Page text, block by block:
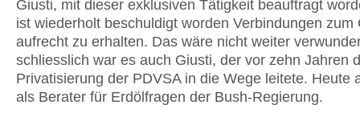
Giusti, mit dieser exklusiven Tätigkeit beauftragt
ist wiederholt beschuldigt worden Verbindungen zum
aufrecht zu erhalten. Das wäre nicht weiter
schliesslich war es auch Giusti, der vor zehn Jahren
Privatisierung der PDVSA in die Wege leitete. Heute
als Berater für Erdölfragen der Bush-Regierung.